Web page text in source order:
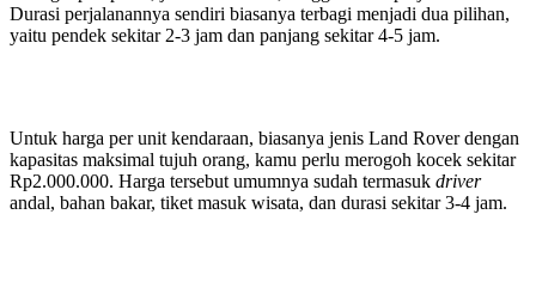
Durasi perjalanannya sendiri biasanya terbagi menjadi dua pilihan,
yaitu pendek sekitar 2-3 jam dan panjang sekitar 4-5 jam.
Untuk harga per unit kendaraan, biasanya jenis Land Rover dengan
kapasitas maksimal tujuh orang, kamu perlu merogoh kocek sekitar
Rp2.000.000. Harga tersebut umumnya sudah termasuk driver
andal, bahan bakar, tiket masuk wisata, dan durasi sekitar 3-4 jam.